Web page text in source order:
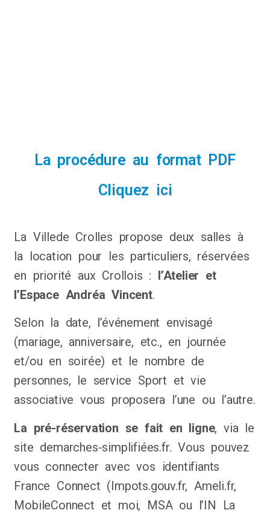
La procédure au format PDF
Cliquez ici
La Villede Crolles propose deux salles à
la location pour les particuliers, réservées
en priorité aux Crollois : l’Atelier et
l’Espace Andréa Vincent.
Selon la date, l’événement envisagé
(mariage, anniversaire, etc., en journée
et/ou en soirée) et le nombre de
personnes, le service Sport et vie
associative vous proposera l’une ou l’autre.
La pré-réservation se fait en ligne, via le
site demarches-simplifiées.fr. Vous pouvez
vous connecter avec vos identifiants
France Connect (Impots.gouv.fr, Ameli.fr,
MobileConnect et moi, MSA ou l’IN La